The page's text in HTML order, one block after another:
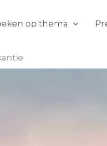
op thema